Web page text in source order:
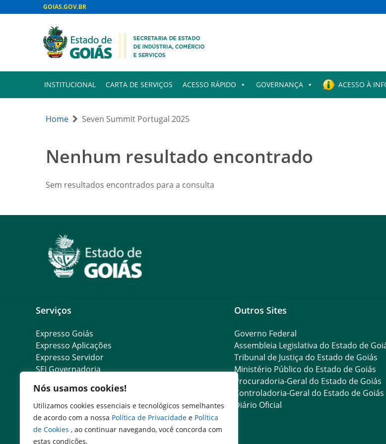
Nós usamos cookies!
Utilizamos cookies essenciais e tecnológicos semelhantes
de acordo com a nossa Política de Privacidade e Política
de Cookies , ao continuar navegando, você concorda com
estas condições.
GOIAS.GOV.BR
INSTITUCIONAL CARTA DE SERVIÇOS ACESSO RÁPIDO GOVERNANÇA ACESSO À
Home Seven Summit Portugal 2025
Nenhum resultado encontrado
Sem resultados encontrados para a consulta
Serviços
Expresso Goiás
Expresso Aplicações
Expresso Servidor
SEI Governadoria
Escola de Governo
Agenda de Autoridades
Emissão de DARE
Consulta DARE pago
SIC digital
Outros Sites
Governo Federal
Assembleia Legislativa do Estado de
Tribunal de Justiça do Estado de Goiás
Ministério Público do Estado de Goiás
Procuradoria-Geral do Estado de Goiás
Controladoria-Geral do Estado de Goiás
Diário Oficial